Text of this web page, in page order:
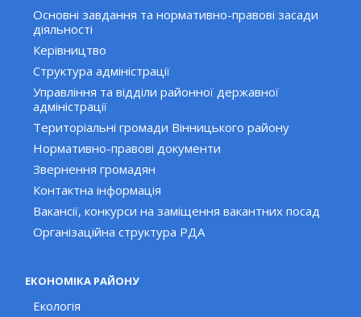
Основні завдання та нормативно-правові засади
діяльності
Керівництво
Структура адміністрації
Управління та відділи районної державної
адміністрації
Територіальні громади Вінницького району
Нормативно-правові документи
Звернення громадян
Контактна інформація
Вакансії, конкурси на заміщення вакантних посад
Організаційна структура РДА
ЕКОНОМІКА РАЙОНУ
Екологія